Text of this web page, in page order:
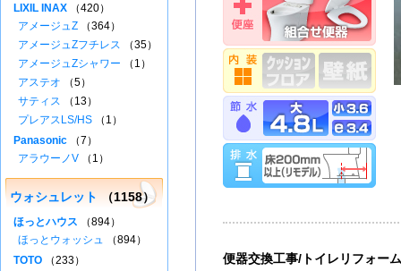
便器交換工事/トイレリフォーム
LIXIL INAX （420）
アメージュZ （364）
アメージュZフチレス （35）
アメージュZシャワー （1）
アステオ （5）
サティス （13）
プレアスLS/HS （1）
Panasonic （7）
アラウーノV （1）
ウォシュレット （1158）
ほっとハウス （894）
ほっとウォッシュ （894）
TOTO （233）